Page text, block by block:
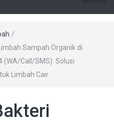
/
Sampah Organik di
(WA/Call/SMS). Solusi
Limbah Cair